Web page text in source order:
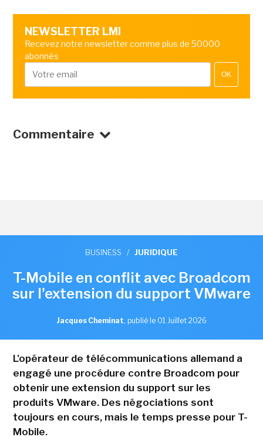
NEWSLETTER LMI
Recevez notre newsletter comme plus de 50000
abonnés
OK
Commentaire
BUSINESS / JURIDIQUE
T-Mobile en conflit avec Broadcom
sur l'extension du support VMware
Jacques Cheminat, publié le 01 Juillet 2026
L'opérateur de télécommunications allemand a
engagé une procédure contre Broadcom pour
obtenir une extension du support sur les
produits VMware. Des négociations sont
toujours en cours, mais le temps presse pour T-
Mobile.